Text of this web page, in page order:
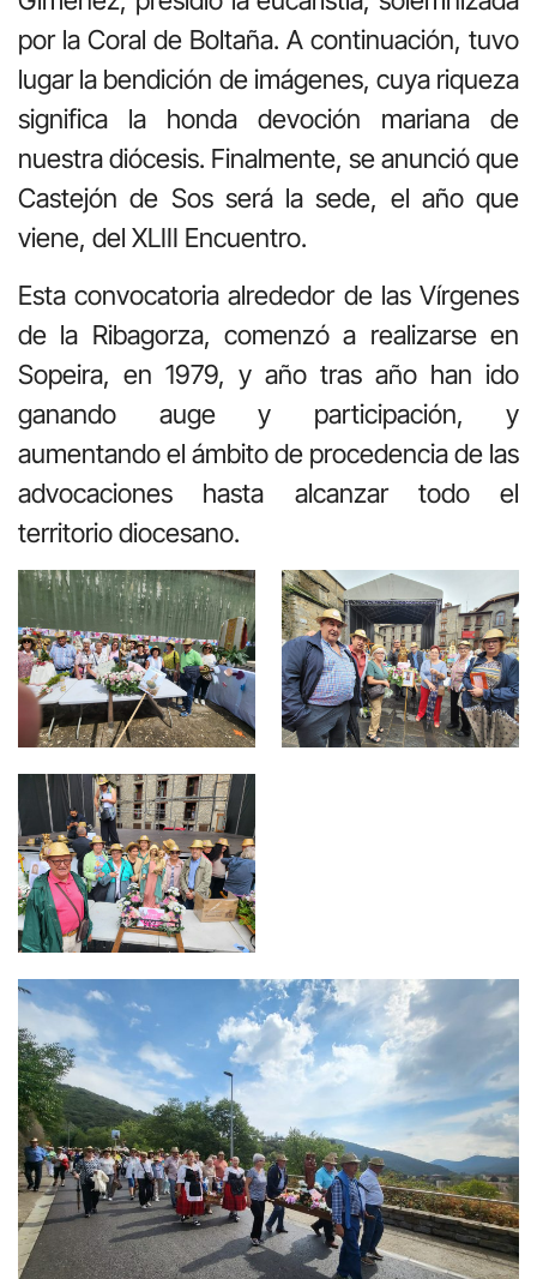
por la Coral de Boltaña. A continuación, tuvo
lugar la bendición de imágenes, cuya riqueza
significa la honda devoción mariana de
nuestra diócesis. Finalmente, se anunció que
Castejón de Sos será la sede, el año que
viene, del XLIII Encuentro.
Esta convocatoria alrededor de las Vírgenes
de la Ribagorza, comenzó a realizarse en
Sopeira, en 1979, y año tras año han ido
ganando auge y participación, y
aumentando el ámbito de procedencia de las
advocaciones hasta alcanzar todo el
territorio diocesano.